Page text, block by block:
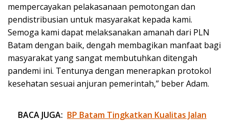
mempercayakan pelakasanaan pemotongan dan
pendistribusian untuk masyarakat kepada kami.
Semoga kami dapat melaksanakan amanah dari PLN
Batam dengan baik, dengah membagikan manfaat bagi
masyarakat yang sangat membutuhkan ditengah
pandemi ini. Tentunya dengan menerapkan protokol
kesehatan sesuai anjuran pemerintah,” beber Adam.
BACA JUGA: BP Batam Tingkatkan Kualitas Jalan